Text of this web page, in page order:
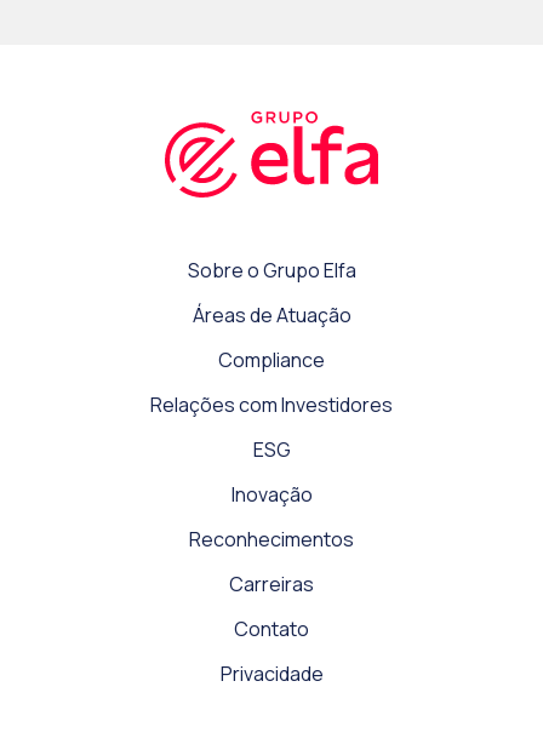
Sobre o Grupo Elfa
Áreas de Atuação
Compliance
Relações com Investidores
ESG
Inovação
Reconhecimentos
Carreiras
Contato
Privacidade